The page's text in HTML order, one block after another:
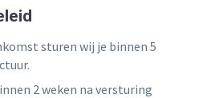
sturen wij je binnen 5
2 weken na versturing